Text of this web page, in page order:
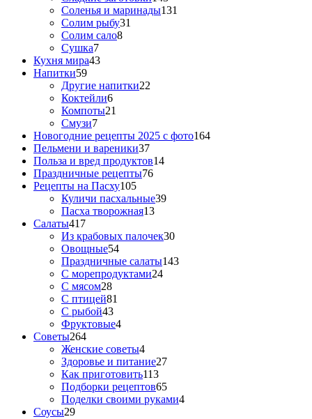
Соленья и маринады131
Солим рыбу31
Солим сало8
Сушка7
Кухня мира43
Напитки59
Другие напитки22
Коктейли6
Компоты21
Смузи7
Новогодние рецепты 2025 с фото164
Пельмени и вареники37
Польза и вред продуктов14
Праздничные рецепты76
Рецепты на Пасху105
Куличи пасхальные39
Пасха творожная13
Салаты417
Из крабовых палочек30
Овощные54
Праздничные салаты143
С морепродуктами24
С мясом28
С птицей81
С рыбой43
Фруктовые4
Советы264
Женские советы4
Здоровье и питание27
Как приготовить113
Подборки рецептов65
Поделки своими руками4
Соусы29